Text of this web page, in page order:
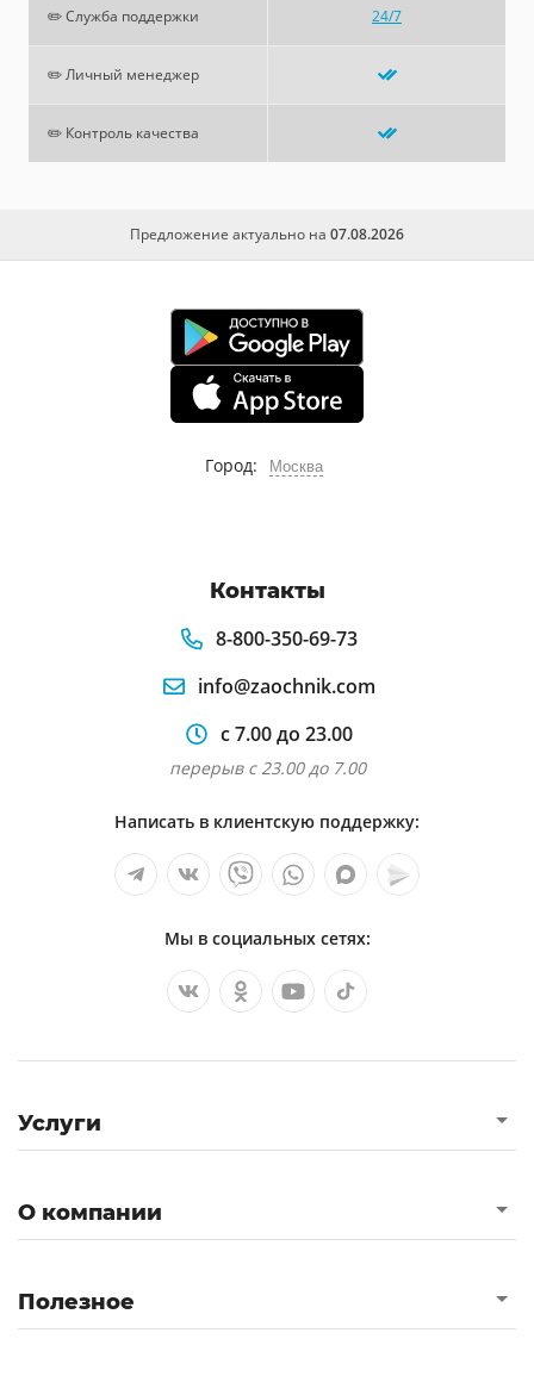
✏️ Служба поддержки 24/7
✏️ Личный менеджер
✏️ Контроль качества
Предложение актуально на 07.08.2026
Город: Москва
Контакты
8-800-350-69-73
info@zaochnik.com
с 7.00 до 23.00
перерыв с 23.00 до 7.00
Написать в клиентскую поддержку:
Мы в социальных сетях:
Услуги
О компании
Полезное